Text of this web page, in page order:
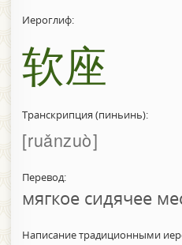
Иероглиф:
软座
Транскрипция (пиньинь):
ruǎnzuò
Перевод:
мягкое сидячее
Написание традиционными